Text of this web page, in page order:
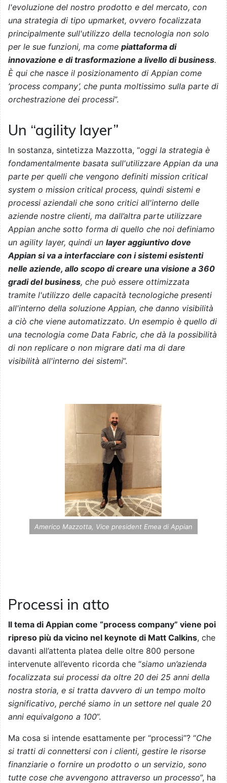
l'evoluzione del nostro prodotto e del mercato, con
una strategia di tipo upmarket, ovvero focalizzata
principalmente sull'utilizzo della tecnologia non solo
per le sue funzioni, ma come piattaforma di
innovazione e di trasformazione a livello di business.
È qui che nasce il posizionamento di Appian come
‘process company’, che punta moltissimo sulla parte di
orchestrazione dei processi”.
Un “agility layer”
In sostanza, sintetizza Mazzotta, “oggi la strategia è
fondamentalmente basata sull'utilizzare Appian da una
parte per quelli che vengono definiti mission critical
system o mission critical process, quindi sistemi e
processi aziendali che sono critici all'interno delle
aziende nostre clienti, ma dall’altra parte utilizzare
Appian anche sotto forma di quello che noi definiamo
un agility layer, quindi un layer aggiuntivo dove
Appian si va a interfacciare con i sistemi esistenti
nelle aziende, allo scopo di creare una visione a 360
gradi del business, che può essere ottimizzata
tramite l'utilizzo delle capacità tecnologiche presenti
all'interno della soluzione Appian, che danno visibilità
a ciò che viene automatizzato. Un esempio è quello di
una tecnologia come Data Fabric, che dà la possibilità
di non replicare o non migrare dati ma di dare
visibilità all'interno dei sistemi”.
Americo Mazzotta, Vice president Emea di Appian
Processi in atto
Il tema di Appian come “process company” viene poi
ripreso più da vicino nel keynote di Matt Calkins, che
davanti all’attenta platea delle oltre 800 persone
intervenute all’evento ricorda che “siamo un’azienda
focalizzata sui processi da oltre 20 dei 25 anni della
nostra storia, e si tratta davvero di un tempo molto
significativo, perché siamo in un settore nel quale 20
anni equivalgono a 100”.
Ma cosa si intende esattamente per “processi”? “Che
si tratti di connettersi con i clienti, gestire le risorse
finanziarie o fornire un prodotto o un servizio, sono
tutte cose che avvengono attraverso un processo”, ha